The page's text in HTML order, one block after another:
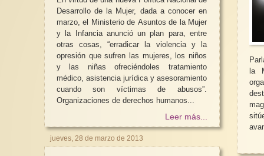
Desarrollo de la Mujer, dada a conocer en
marzo, el Ministerio de Asuntos de la Mujer
y la Infancia anunció un plan para, entre
otras cosas, “erradicar la violencia y la
opresión que sufren las mujeres, los niños
y las niñas ofreciéndoles tratamiento
médico, asistencia jurídica y asesoramiento
cuando son víctimas de abusos”.
Organizaciones de derechos humanos...
Leer más...
jueves, 28 de marzo de 2013
la